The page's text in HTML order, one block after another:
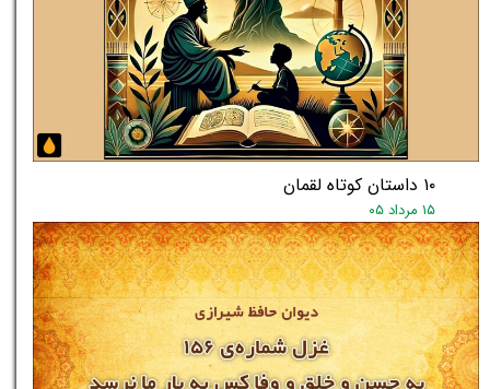
★★
۱۰ داستان کوتاه لقمان
۱۵ مرداد ۰۵